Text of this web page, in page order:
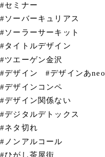
セミナー
ソーバーキュリアス
ソーラーサーキット
タイトルデザイン
ツエーゲン金沢
デザイン
デザインあneo
デザインコンペ
デザイン関係ない
デジタルデトックス
ネタ切れ
ノンアルコール
ひがし茶屋街